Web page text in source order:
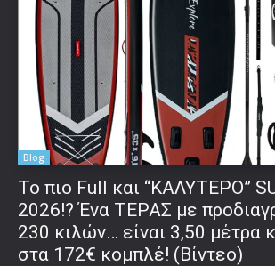
Blog
To πιο Full και “ΚΑΛΥΤΕΡΟ”
2026!? Ένα ΤΕΡΑΣ με
230 κιλών… είναι 3,50 μέτρα
στα 172€ κομπλέ! (Βίντεο)